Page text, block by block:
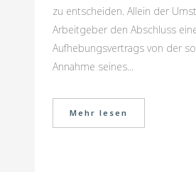
zu entscheiden. Allein der
Arbeitgeber den Abschluss
Aufhebungsvertrags von der
Annahme seines...
Mehr lesen